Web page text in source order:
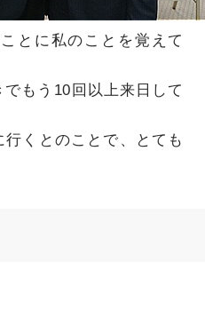
とに私のことを覚えて
もう10回以上来日して
くとのことで、とても